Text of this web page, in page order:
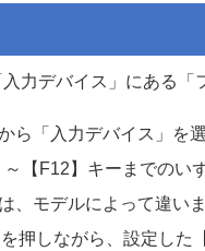
入力デバイス」にある
ら「入力デバイス」を
～【F12】キーまでのい
、モデルによって違い
押しながら、設定した